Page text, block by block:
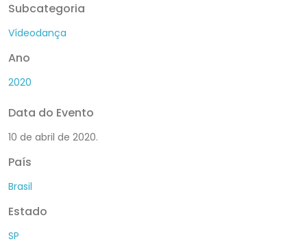
Subcategoria
Vídeodança
Ano
2020
Data do Evento
10 de abril de 2020.
País
Brasil
Estado
SP